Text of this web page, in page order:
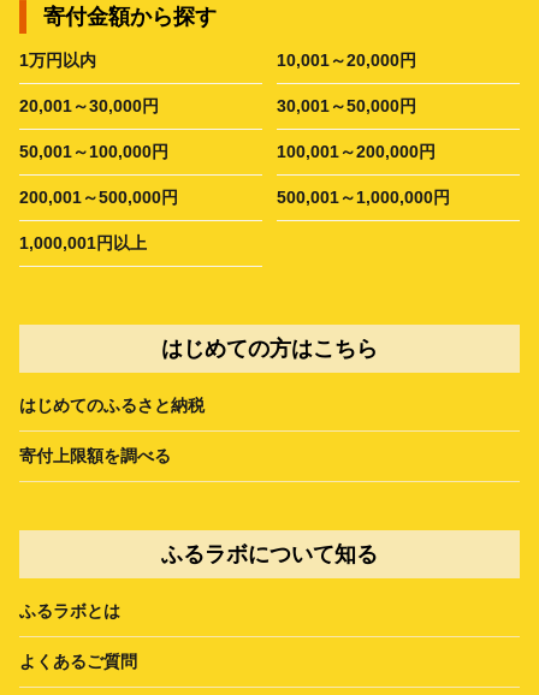
寄付金額から探す
1万円以内 10,001～20,000円
20,001～30,000円 30,001～50,000円
50,001～100,000円 100,001～200,000円
200,001～500,000円 500,001～1,000,000円
1,000,001円以上
はじめての方はこちら
はじめてのふるさと納税
寄付上限額を調べる
ふるラボについて知る
ふるラボとは
よくあるご質問